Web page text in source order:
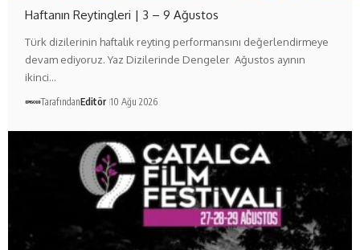
Haftanın Reytingleri | 3 – 9 Ağustos
Türk dizilerinin haftalık reyting performansını değerlendirmeye
devam ediyoruz. Yaz Dizilerinde Dengeler Ağustos ayının
ikinci…
TarafındanEditör 10 Ağu 2026